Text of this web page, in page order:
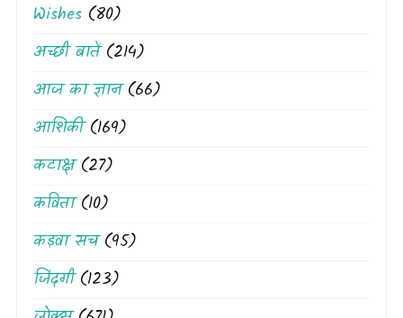
Wishes (80)
अच्छी बातें(214)
आज का ज्ञान(66)
आशिकी(169)
कटाक्ष(27)
कविता(10)
कड़वा सच(95)
जिंदगी(123)